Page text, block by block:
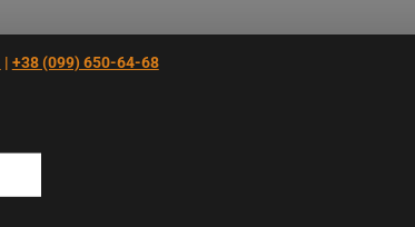
| +38 (‎099) 650-64-68